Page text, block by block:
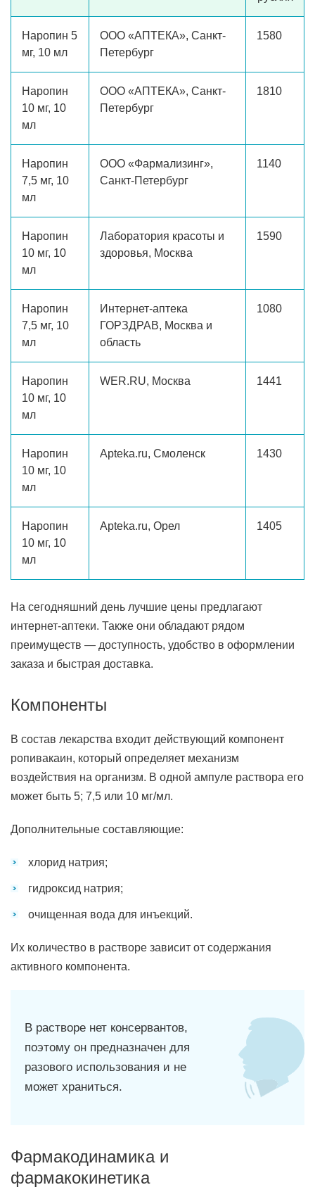
Наропин 5
мг, 10 мл
ООО «АПТЕКА», Санкт-
Петербург
1580
Наропин
10 мг, 10
мл
ООО «АПТЕКА», Санкт-
Петербург
1810
Наропин
7,5 мг, 10
мл
ООО «Фармализинг»,
Санкт-Петербург
1140
Наропин
10 мг, 10
мл
Лаборатория красоты и
здоровья, Москва
1590
Наропин
7,5 мг, 10
мл
Интернет-аптека
ГОРЗДРАВ, Москва и
область
1080
Наропин
10 мг, 10
мл
WER.RU, Москва 1441
Наропин
10 мг, 10
мл
Apteka.ru, Смоленск 1430
Наропин
10 мг, 10
мл
Apteka.ru, Орел 1405
На сегодняшний день лучшие цены предлагают
интернет-аптеки. Также они обладают рядом
преимуществ — доступность, удобство в оформлении
заказа и быстрая доставка.
Компоненты
В состав лекарства входит действующий компонент
ропивакаин, который определяет механизм
воздействия на организм. В одной ампуле раствора его
может быть 5; 7,5 или 10 мг/мл.
Дополнительные составляющие:
хлорид натрия;
гидроксид натрия;
очищенная вода для инъекций.
Их количество в растворе зависит от содержания
активного компонента.
В растворе нет консервантов,
поэтому он предназначен для
разового использования и не
может храниться.
Фармакодинамика и
фармакокинетика